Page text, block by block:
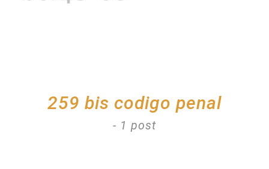
259 bis codigo penal
- 1 post